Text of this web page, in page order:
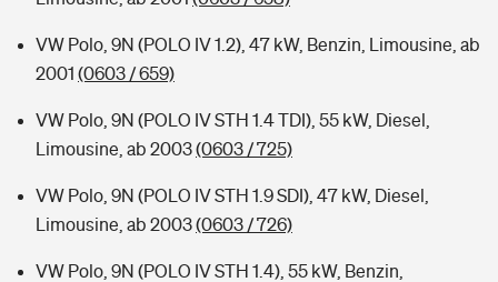
VW Polo, 9N (POLO IV 1.2), 47 kW, Benzin, Limousine, ab
2001 (0603 / 659)
VW Polo, 9N (POLO IV STH 1.4 TDI), 55 kW, Diesel,
Limousine, ab 2003(0603 / 725)
VW Polo, 9N (POLO IV STH 1.9 SDI), 47 kW, Diesel,
Limousine, ab 2003(0603 / 726)
VW Polo, 9N (POLO IV STH 1.4), 55 kW, Benzin,